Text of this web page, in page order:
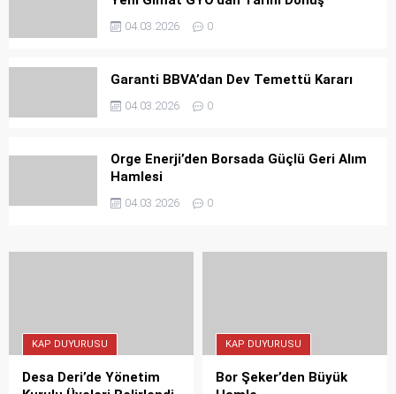
04.03.2026 0
Garanti BBVA’dan Dev Temettü Kararı
04.03.2026 0
Orge Enerji’den Borsada Güçlü Geri Alım
Hamlesi
04.03.2026 0
KAP DUYURUSU
Desa Deri’de Yönetim
KAP DUYURUSU
Bor Şeker’den Büyük